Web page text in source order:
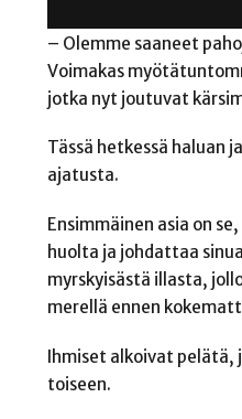
– Olemme saaneet
Voimakas
jotka nyt joutuvat
Tässä hetkessä haluan
ajatusta.
Ensimmäinen asia on
huolta ja johdattaa
myrskyisästä illasta,
merellä ennen
Ihmiset alkoivat pelätä,
toiseen.